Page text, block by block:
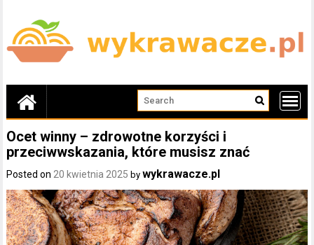
content
Ocet winny – zdrowotne korzyści i
przeciwwskazania, które musisz znać
Posted on 20 kwietnia 2025 bywykrawacze.pl